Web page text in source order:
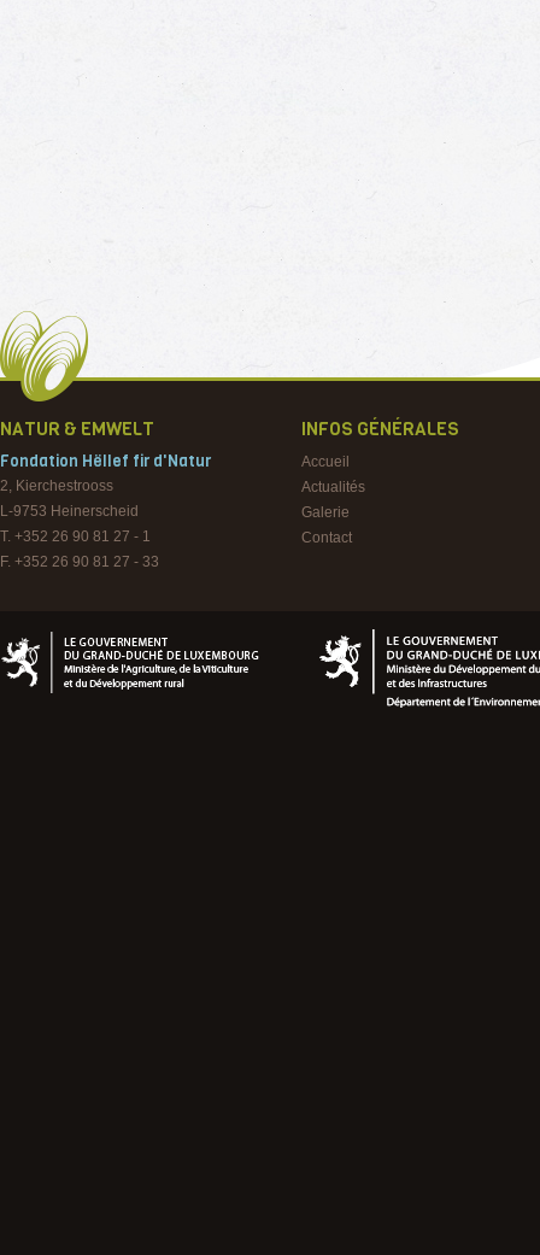
NATUR & EMWELT
Fondation Hëllef fir d'Natur
2, Kierchestrooss
L-9753 Heinerscheid
T. +352 26 90 81 27 - 1
F. +352 26 90 81 27 - 33
INFOS GÉNÉRALES
Accueil
Actualités
Galerie
Contact